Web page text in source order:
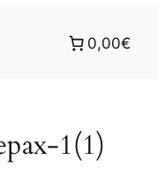
0,00€
1(1)